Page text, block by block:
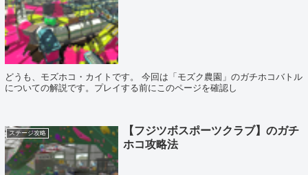
どうも、モズホコ・カイトです。 今回は「モズク農園」のガチホコバトル
についての解説です。プレイする前にこのページを確認し
ステージ攻略
【フジツボスポーツクラブ】のガチ
ホコ攻略法